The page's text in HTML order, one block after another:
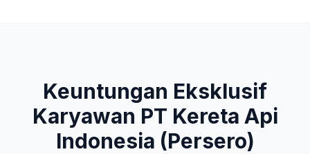
Keuntungan Eksklusif
Karyawan PT Kereta Api
Indonesia (Persero)